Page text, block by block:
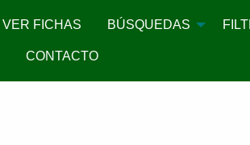
VER FICHAS BÚSQUEDAS
CONTACTO